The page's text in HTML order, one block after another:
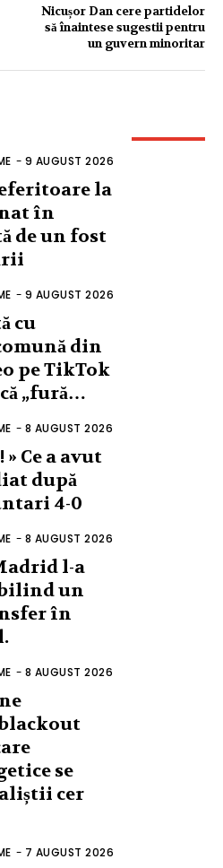
Nicușor Dan cere partidelor
să înaintese sugestii pentru
un guvern minoritar
- 9 AUGUST 2026
la
în
de un fost
- 9 AUGUST 2026
cu
din
pe TikTok
„fură…
- 8 AUGUST 2026
Ce a avut
după
4-0
- 8 AUGUST 2026
l-a
un
în
- 8 AUGUST 2026
se
cer
- 7 AUGUST 2026